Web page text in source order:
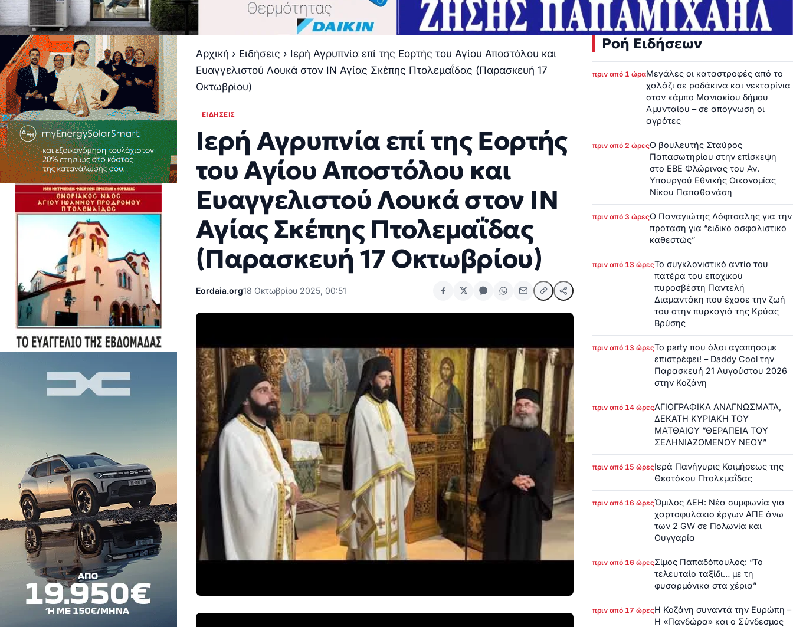
Αρχική › Ειδήσεις › Ιερή Αγρυπνία επί της Εορτής του Αγίου Αποστόλου και
Ευαγγελιστού Λουκά στον ΙΝ Αγίας Σκέπης Πτολεμαΐδας (Παρασκευή 17
Οκτωβρίου)
ΕΙΔΉΣΕΙΣ
Ιερή Αγρυπνία επί της Εορτής
του Αγίου Αποστόλου και
Ευαγγελιστού Λουκά στον ΙΝ
Αγίας Σκέπης Πτολεμαΐδας
(Παρασκευή 17 Οκτωβρίου)
Eordaia.org18 Οκτωβρίου 2025, 00:51
Ροή Ειδήσεων
πριν από 1 ώραΜεγάλες οι καταστροφές από το
χαλάζι σε ροδάκινα και νεκταρίνια
στον κάμπο Μανιακίου δήμου
Αμυνταίου – σε απόγνωση οι
αγρότες
πριν από 2 ώρεςΟ βουλευτής Σταύρος
Παπασωτηρίου στην επίσκεψη
στο ΕΒΕ Φλώρινας του Αν.
Υπουργού Εθνικής Οικονομίας
Νίκου Παπαθανάση
πριν από 3 ώρεςΟ Παναγιώτης Λόφτσαλης για την
πρόταση για “ειδικό ασφαλιστικό
καθεστώς”
πριν από 13 ώρεςΤο συγκλονιστικό αντίο του
πατέρα του εποχικού
πυροσβέστη Παντελή
Διαμαντάκη που έχασε την ζωή
του στην πυρκαγιά της Κρύας
Βρύσης
πριν από 13 ώρεςΤο party που όλοι αγαπήσαμε
επιστρέφει! – Daddy Cool την
Παρασκευή 21 Αυγούστου 2026
στην Κοζάνη
πριν από 14 ώρεςΑΓΙΟΓΡΑΦΙΚΑ ΑΝΑΓΝΩΣΜΑΤΑ,
ΔΕΚΑΤΗ ΚΥΡΙΑΚΗ ΤΟΥ
ΜΑΤΘΑΙΟΥ “ΘΕΡΑΠΕΙΑ ΤΟΥ
ΣΕΛΗΝΙΑΖΟΜΕΝΟΥ ΝΕΟΥ”
πριν από 15 ώρεςΙερά Πανήγυρις Κοιμήσεως της
Θεοτόκου Πτολεμαΐδας
πριν από 16 ώρεςΌμιλος ΔΕΗ: Νέα συμφωνία για
χαρτοφυλάκιο έργων ΑΠΕ άνω
των 2 GW σε Πολωνία και
Ουγγαρία
πριν από 16 ώρεςΣίμος Παπαδόπουλος: “Το
τελευταίο ταξίδι… με τη
φυσαρμόνικα στα χέρια”
πριν από 17 ώρεςΗ Κοζάνη συναντά την Ευρώπη –
Η «Πανδώρα» και ο Σύνδεσμος